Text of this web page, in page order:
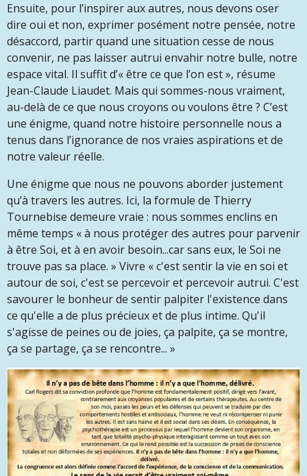
Ensuite, pour l’inspirer aux autres, nous devons oser
dire oui et non, exprimer posément notre pensée, notre
désaccord, partir quand une situation cesse de nous
convenir, ne pas laisser autrui envahir notre bulle, notre
espace vital. Il suffit d’« être ce que l’on est », résume
Jean-Claude Liaudet. Mais qui sommes-nous vraiment,
au-delà de ce que nous croyons ou voulons être ? C’est
une énigme, quand notre histoire personnelle nous a
tenus dans l’ignorance de nos vraies aspirations et de
notre valeur réelle.
Une énigme que nous ne pouvons aborder justement
qu’à travers les autres. Ici, la formule de Thierry
Tournebise demeure vraie : nous sommes enclins en
même temps « à nous protéger des autres pour parvenir
à être Soi, et à en avoir besoin...car sans eux, le Soi ne
trouve pas sa place. » Vivre « c'est sentir la vie en soi et
autour de soi, c'est se percevoir et percevoir autrui. C'est
savourer le bonheur de sentir palpiter l'existence dans
ce qu'elle a de plus précieux et de plus intime. Qu'il
s'agisse de peines ou de joies, ça palpite, ça se montre,
ça se partage, ça se rencontre... »